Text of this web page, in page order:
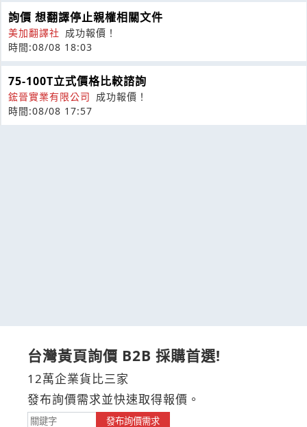
詢價 想翻譯停止親權相關文件
美加翻譯社 成功報價！
時間:08/08 18:03
75-100T立式價格比較諮詢
鋐晉實業有限公司 成功報價！
時間:08/08 17:57
台灣黃頁詢價 B2B 採購首選!
12萬企業貨比三家
發布詢價需求並快速取得報價。
發布詢價需求